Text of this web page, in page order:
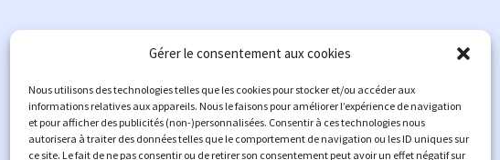
Gérer le consentement aux cookies
Nous utilisons des technologies telles que les cookies pour stocker et/ou accéder aux
informations relatives aux appareils. Nous le faisons pour améliorer l’expérience de navigation
et pour afficher des publicités (non-)personnalisées. Consentir à ces technologies nous
autorisera à traiter des données telles que le comportement de navigation ou les ID uniques sur
ce site. Le fait de ne pas consentir ou de retirer son consentement peut avoir un effet négatif sur